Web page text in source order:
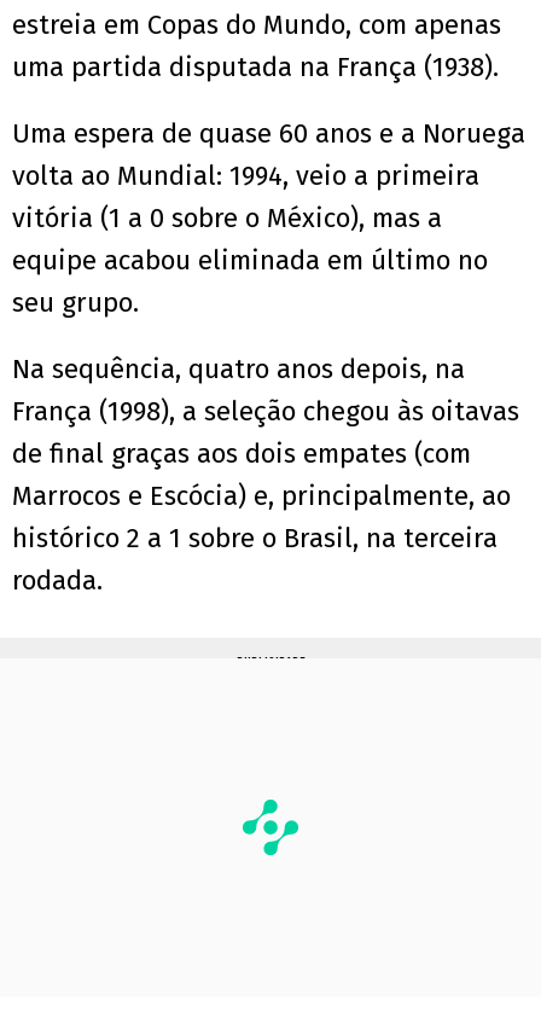
estreia em Copas do Mundo, com apenas
uma partida disputada na França (1938).
Uma espera de quase 60 anos e a Noruega
volta ao Mundial: 1994, veio a primeira
vitória (1 a 0 sobre o México), mas a
equipe acabou eliminada em último no
seu grupo.
Na sequência, quatro anos depois, na
França (1998), a seleção chegou às oitavas
de final graças aos dois empates (com
Marrocos e Escócia) e, principalmente, ao
histórico 2 a 1 sobre o Brasil, na terceira
rodada.
PUBLICIDADE